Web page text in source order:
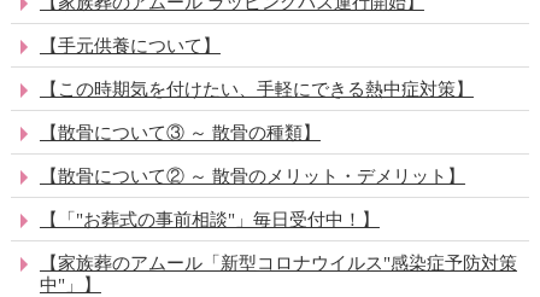
【手元供養について】
【この時期気を付けたい、手軽にできる熱中症対策】
【散骨について③ ～ 散骨の種類】
【散骨について② ～ 散骨のメリット・デメリット】
【「"お葬式の事前相談"」毎日受付中！】
【家族葬のアムール「新型コロナウイルス"感染症予防対策
中"」】